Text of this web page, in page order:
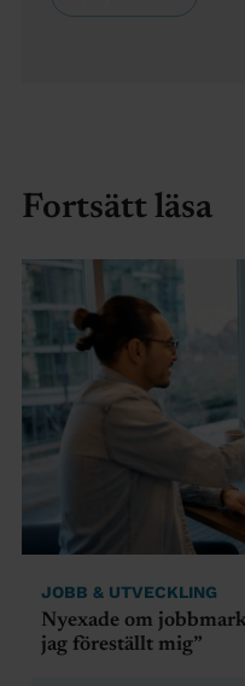
Fortsätt läsa
JOBB & UTVECKLING
Nyexade om
jag föreställt mig”